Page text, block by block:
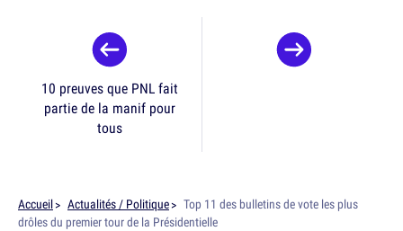
10 preuves que PNL fait
partie de la manif pour
tous
Accueil Actualités / Politique
Top 11 des bulletins de vote les plus
drôles du premier tour de la Présidentielle